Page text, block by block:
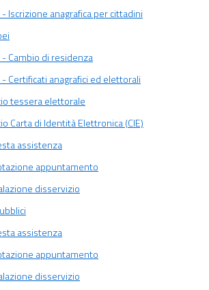
- Iscrizione anagrafica per cittadini
- Cambio di residenza
- Certificati anagrafici ed elettorali
tessera elettorale
Carta di Identità Elettronica (CIE)
assistenza
appuntamento
disservizio
assistenza
appuntamento
disservizio